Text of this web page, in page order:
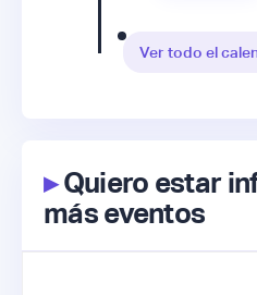
Ver todo el
▸Quiero estar
más eventos